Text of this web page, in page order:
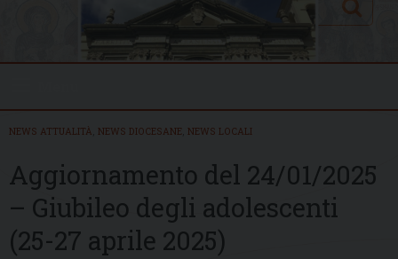
Search
NEWS ATTUALITÀ NEWS DIOCESANE NEWS LOCALI
Aggiornamento del 24/01/2025
– Giubileo degli adolescenti
(25-27 aprile 2025)